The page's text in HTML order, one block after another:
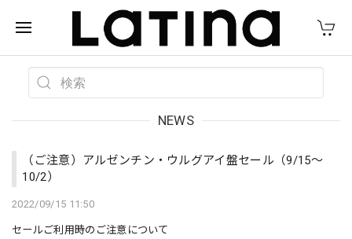
NEWS
（ご注意）アルゼンチン・ウルグアイ盤セール（9/15〜
10/2）
2022/09/15 11:50
セールご利用時のご注意について